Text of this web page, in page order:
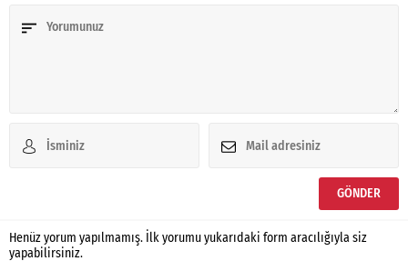
Henüz yorum yapılmamış. İlk yorumu yukarıdaki form aracılığıyla siz
yapabilirsiniz.